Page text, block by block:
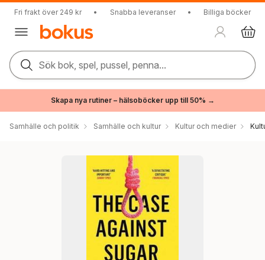
Fri frakt över 249 kr • Snabba leveranser • Billiga böcker
Sök bok, spel, pussel, penna...
Skapa nya rutiner – hälsoböcker upp till 50% →
Samhälle och politik Samhälle och kultur Kultur och medier